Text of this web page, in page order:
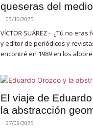
queseras del medio
- 03/10/2025
VÍCTOR SUÁREZ - ¿Tú no
y editor de periódicos y
encontré en 1989 en los
El viaje de
la abstracción
- 27/09/2025